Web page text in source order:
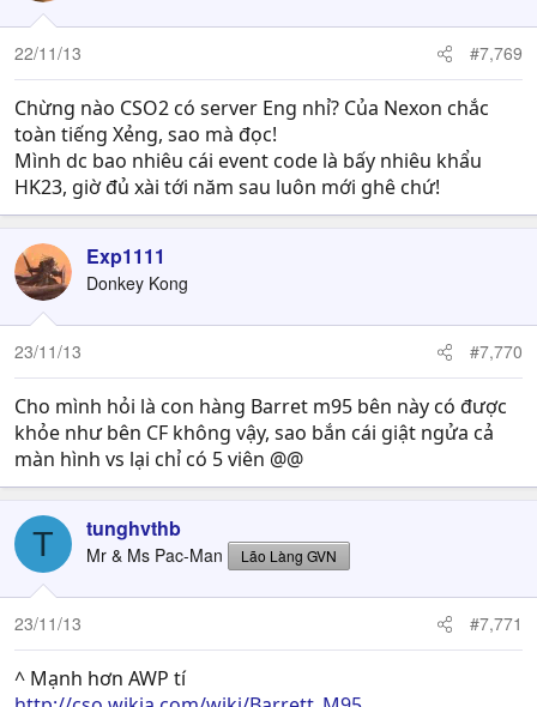
22/11/13 #7,769
Chừng nào CSO2 có server Eng nhỉ? Của Nexon chắc
toàn tiếng Xẻng, sao mà đọc!
Mình dc bao nhiêu cái event code là bấy nhiêu khẩu
HK23, giờ đủ xài tới năm sau luôn mới ghê chứ!
Exp1111
Donkey Kong
23/11/13 #7,770
Cho mình hỏi là con hàng Barret m95 bên này có được
khỏe như bên CF không vậy, sao bắn cái giật ngửa cả
màn hình vs lại chỉ có 5 viên @@
T tunghvthb
Mr & Ms Pac-Man Lão Làng GVN
23/11/13 #7,771
^ Mạnh hơn AWP tí